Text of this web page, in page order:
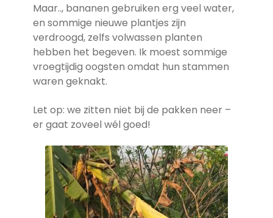
Maar.., bananen gebruiken erg veel water,
en sommige nieuwe plantjes zijn
verdroogd, zelfs volwassen planten
hebben het begeven. Ik moest sommige
vroegtijdig oogsten omdat hun stammen
waren geknakt.
Let op: we zitten niet bij de pakken neer –
er gaat zoveel wél goed!